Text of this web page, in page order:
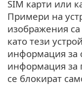
SIM карти или
Примери на
изображения
като тези
информация за
информация за
се блокират